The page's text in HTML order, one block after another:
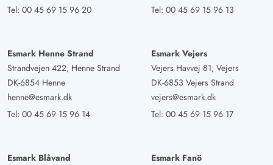
Tel: 00 45 69 15 96 20
Tel: 00 45 69 15 96 13
Esmark Henne Strand
Strandvejen 422, Henne Strand
DK-6854 Henne
henne@esmark.dk
Tel: 00 45 69 15 96 14
Esmark Vejers
Vejers Havvej 81, Vejers
DK-6853 Vejers Strand
vejers@esmark.dk
Tel: 00 45 69 15 96 17
Esmark Blåvand
Esmark Fanö